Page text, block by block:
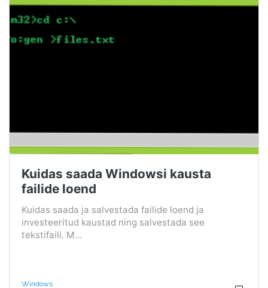
Kuidas saada Windowsi kausta
failide loend
Kuidas saada ja salvestada failide loend ja
investeeritud kaustad ning salvestada see
tekstifaili. M...
Windows